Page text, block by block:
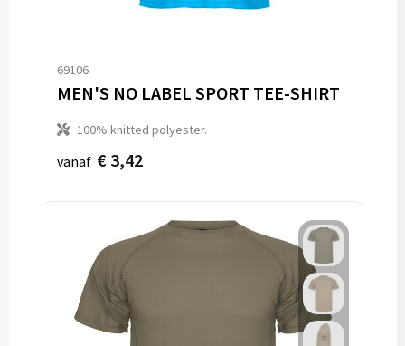
69106
MEN'S NO LABEL SPORT TEE-SHIRT
100% knitted polyester.
vanaf € 3,42